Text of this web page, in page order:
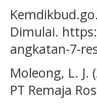
Dimulai.
angkatan-7-
Moleong, L.
PT Remaja